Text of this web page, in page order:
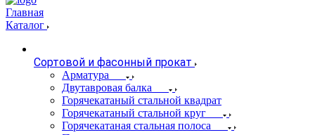
Главная
Каталог
Сортовой и фасонный прокат
Арматура
Двутавровая балка
Горячекатаный стальной квадрат
Горячекатаный стальной круг
Горячекатаная стальная полоса